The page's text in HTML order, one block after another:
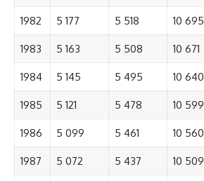
1982 5 177 5 518 10 695
1983 5 163 5 508 10 671
1984 5 145 5 495 10 640
1985 5 121 5 478 10 599
1986 5 099 5 461 10 560
1987 5 072 5 437 10 509